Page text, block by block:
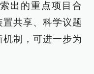
出的重点项目合
共享、科学议题
制，可进一步为